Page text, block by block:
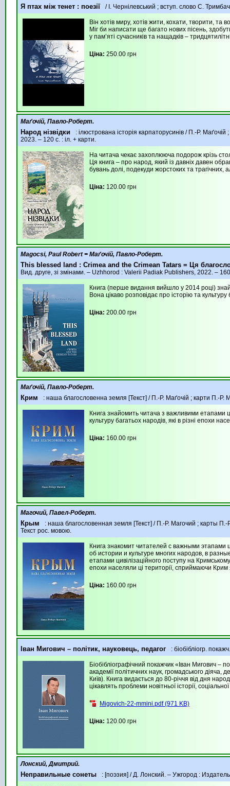
Я птах між тенет : поезії / І. Чернілевський ; вступ. слово С.
Він хотів миру, хотів жити, кохати, творити, та
Міг би написати ще багато нових пісень,
у пам’яті сучасників та нащадків –
Ціна: 250.00 грн
Маґочій, Павло-Роберт.
Народ нізвідки
: ілюстрована історія карпаторусинів / П.-Р.
2023. – 120 с. : іл. + карти.
На читача чекає захоплююча подорож крізь
Ця книга – про народ, який із давніх давен
бувань долі, подекуди жорстоких та трагіч­них,
Ціна: 120.00 грн
Magocsi, Paul Robert = Маґочій, Павло-Роберт.
This blessed land : Crimea and the Crimean Tatars = Ця
Вид. друге, зі змінами. – Uzhhorod : Valerii Padiak Publishers, 2022. –
Книга (перше видання вийшло у 2014 році)
Вона цікаво розповідає про історію та
Ціна: 200.00 грн
Маґочій, Павло-Роберт.
Крим : наша благословенна земля [Текст] / П.-Р. Маґочій ; карти П.-
Книга знайомить читача з важливими етапами
культуру багатьох народів, які в різні епохи
Ціна: 160.00 грн
Магочий, Павел-Роберт.
Крым
: наша благословенная земля [Текст] / П.-Р. Магочий ; карты
Текст рос. мовою.
Книга знакомит читателей с важными
об истории и культуре многих народов, в
етапами цивілізаційного поступу на Кримському
епохи населяли ці території, сприймаючи Крим
Ціна: 160.00 грн
Іван Мигович – політик, науковець, педагог : біобібліогр.
Біобібліографічний покажчик «Іван Мигович –
академії політичних наук, громадського
Київ). Книга видається до 80-річчя від дня
цікавлять проблеми новітньої історії,
Migovich-22-mmini.pdf (971 KB)
Ціна: 120.00 грн
Лонский, Дмитрий.
Неправильные сонеты : [поэзия] / Д. Лонский. – Ужгород :